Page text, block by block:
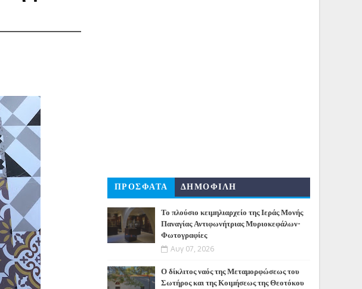
ΠΡΟΣΦΑΤΑ ΔΗΜΟΦΙΛΗ
Το πλούσιο κειμηλιαρχείο της Ιεράς Μονής
Παναγίας Αντιφωνήτριας Μυριοκεφάλων-
Φωτογραφίες
Αυγ 07, 2026
Ο δίκλιτος ναός της Μεταμορφώσεως του
Σωτήρος και της Κοιμήσεως της Θεοτόκου